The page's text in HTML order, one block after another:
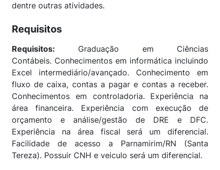
dentre outras atividades.
Requisitos
Requisitos: Graduação em Ciências
Contábeis. Conhecimentos em informática incluindo
Excel intermediário/avançado. Conhecimento em
fluxo de caixa, contas a pagar e contas a receber.
Conhecimentos em controladoria. Experiência na
área financeira. Experiência com execução de
orçamento e análise/gestão de DRE e DFC.
Experiência na área fiscal será um diferencial.
Facilidade de acesso a Parnamirim/RN (Santa
Tereza). Possuir CNH e veiculo será um diferencial.